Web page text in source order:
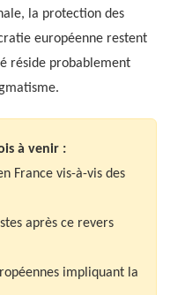
la protection des
européenne restent
réside probablement
à venir :
France vis-à-vis des
après ce revers
impliquant la